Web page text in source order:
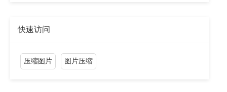
快速访问
压缩图片 图片压缩